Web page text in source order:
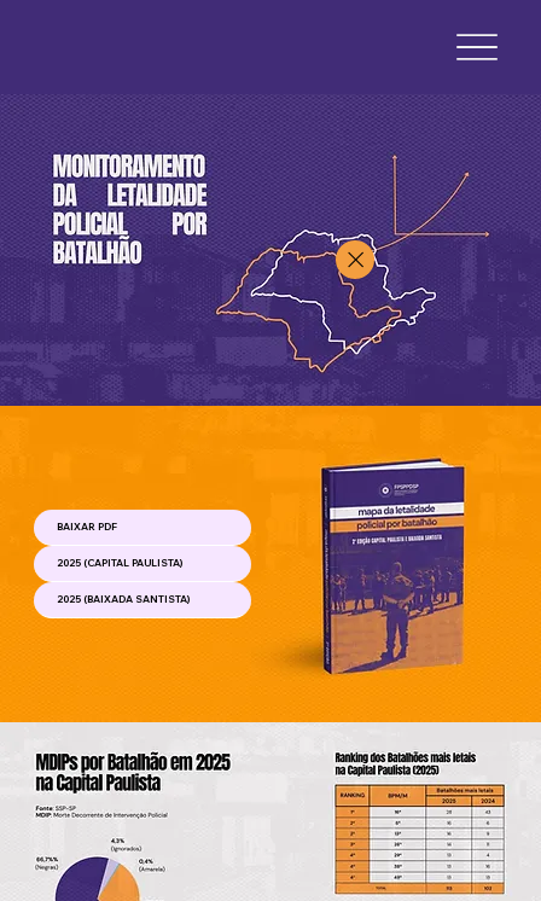
BAIXAR PDF
2025 (CAPITAL PAULISTA)
2025 (BAIXADA SANTISTA)